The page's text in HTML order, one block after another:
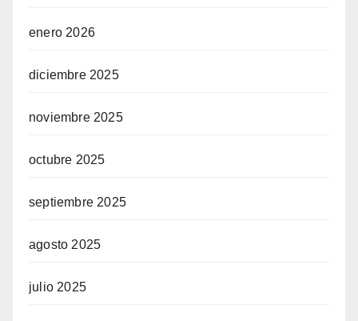
enero 2026
diciembre 2025
noviembre 2025
octubre 2025
septiembre 2025
agosto 2025
julio 2025